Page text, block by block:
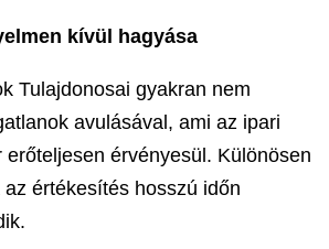
kívül hagyása
Tulajdonosai gyakran nem
avulásával, ami az ipari
erőteljesen érvényesül. Különösen
értékesítés hosszú időn